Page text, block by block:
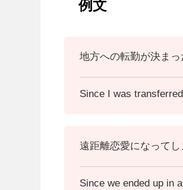
例文
地方への転勤が決ま
Since I was
遠距離恋愛になって
Since we ended up in